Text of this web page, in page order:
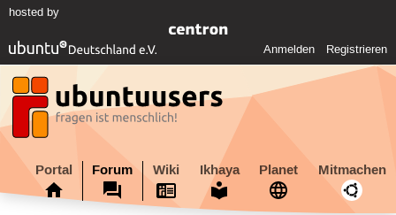
hosted by
Anmelden Registrieren
Portal Forum Wiki Ikhaya Planet Mitmachen